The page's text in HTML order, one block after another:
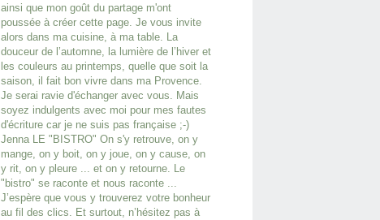
ainsi que mon goût du partage m'ont
poussée à créer cette page. Je vous invite
alors dans ma cuisine, à ma table. La
douceur de l’automne, la lumière de l’hiver et
les couleurs au printemps, quelle que soit la
saison, il fait bon vivre dans ma Provence.
Je serai ravie d'échanger avec vous. Mais
soyez indulgents avec moi pour mes fautes
d'écriture car je ne suis pas française ;-)
Jenna LE "BISTRO" On s'y retrouve, on y
mange, on y boit, on y joue, on y cause, on
y rit, on y pleure ... et on y retourne. Le
"bistro" se raconte et nous raconte ...
J’espère que vous y trouverez votre bonheur
au fil des clics. Et surtout, n’hésitez pas à